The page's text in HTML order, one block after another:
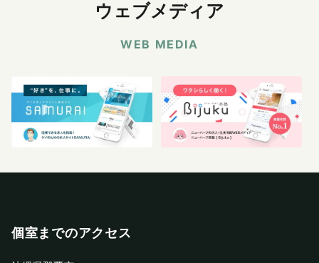
ウェブメディア
WEB MEDIA
個室までのアクセス